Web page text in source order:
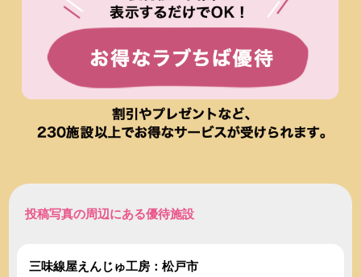
投稿写真の周辺にある優待施設
三味線屋えんじゅ工房：松戸市